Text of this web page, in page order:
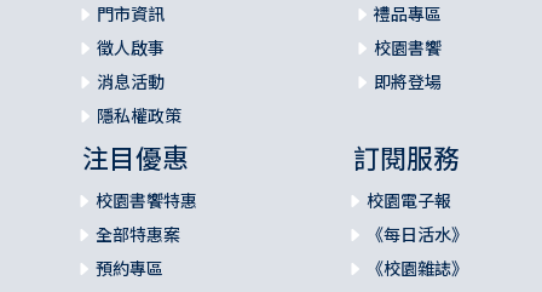
門市資訊
徵人啟事
消息活動
隱私權政策
禮品專區
校園書饗
即將登場
注目優惠
校園書饗特惠
全部特惠案
預約專區
訂閱服務
校園電子報
《每日活水》
《校園雜誌》